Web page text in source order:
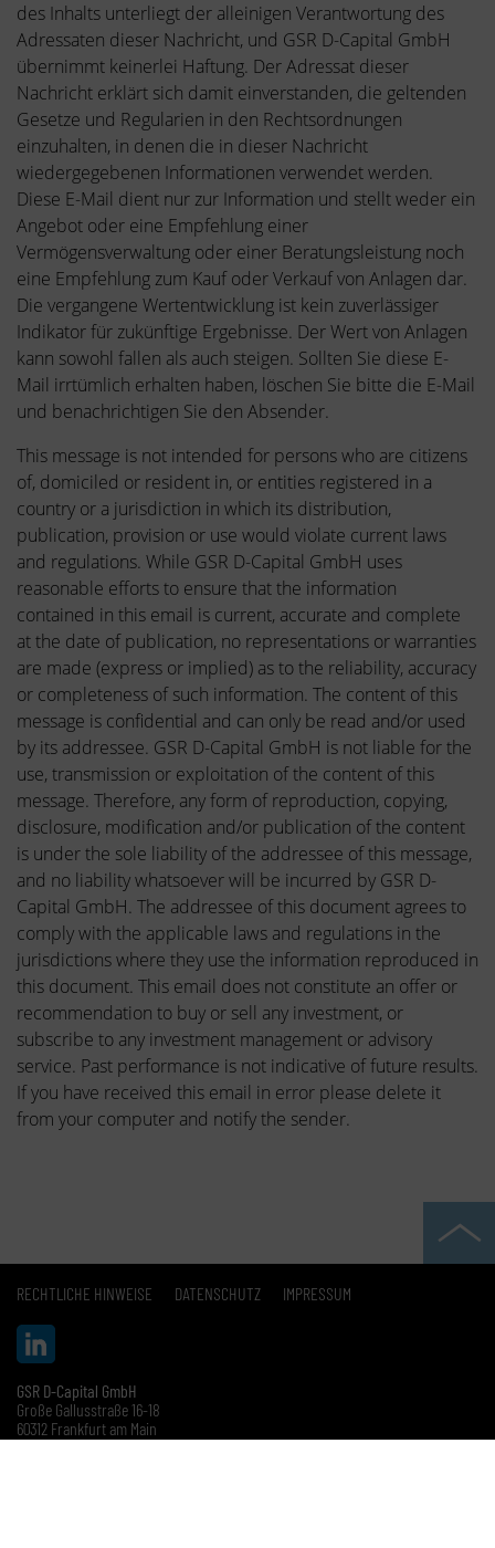
des Inhalts unterliegt der alleinigen Verantwortung des
Adressaten dieser Nachricht, und GSR D-Capital GmbH
übernimmt keinerlei Haftung. Der Adressat dieser
Nachricht erklärt sich damit einverstanden, die geltenden
Gesetze und Regularien in den Rechtsordnungen
einzuhalten, in denen die in dieser Nachricht
wiedergegebenen Informationen verwendet werden.
Diese E-Mail dient nur zur Information und stellt weder ein
Angebot oder eine Empfehlung einer
Vermögensverwaltung oder einer Beratungsleistung noch
eine Empfehlung zum Kauf oder Verkauf von Anlagen dar.
Die vergangene Wertentwicklung ist kein zuverlässiger
Indikator für zukünftige Ergebnisse. Der Wert von Anlagen
kann sowohl fallen als auch steigen. Sollten Sie diese E-
Mail irrtümlich erhalten haben, löschen Sie bitte die E-Mail
und benachrichtigen Sie den Absender.
This message is not intended for persons who are citizens
of, domiciled or resident in, or entities registered in a
country or a jurisdiction in which its distribution,
publication, provision or use would violate current laws
and regulations. While GSR D-Capital GmbH uses
reasonable efforts to ensure that the information
contained in this email is current, accurate and complete
at the date of publication, no representations or warranties
are made (express or implied) as to the reliability, accuracy
or completeness of such information. The content of this
message is confidential and can only be read and/or used
by its addressee. GSR D-Capital GmbH is not liable for the
use, transmission or exploitation of the content of this
message. Therefore, any form of reproduction, copying,
disclosure, modification and/or publication of the content
is under the sole liability of the addressee of this message,
and no liability whatsoever will be incurred by GSR D-
Capital GmbH. The addressee of this document agrees to
comply with the applicable laws and regulations in the
jurisdictions where they use the information reproduced in
this document. This email does not constitute an offer or
recommendation to buy or sell any investment, or
subscribe to any investment management or advisory
service. Past performance is not indicative of future results.
If you have received this email in error please delete it
from your computer and notify the sender.
RECHTLICHE HINWEISE DATENSCHUTZ IMPRESSUM
GSR D-Capital GmbH
Große Gallusstraße 16-18
60312 Frankfurt am Main